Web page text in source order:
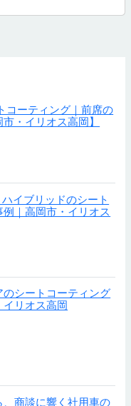
コーティング｜前席の
・イリオス高岡】
イブリッドのシート
｜高岡市・イリオス
シートコーティング
リオス高岡
商談に響く社用車の